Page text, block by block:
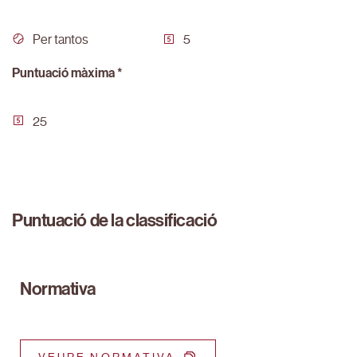
Per tantos 5
Puntuació màxima *
25
Puntuació de la classificació
Normativa